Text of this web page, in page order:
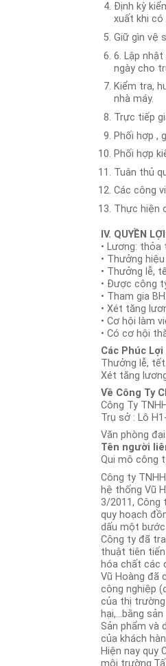
Định kỳ
xuất khi có
Giữ gìn vệ
6. Lập
ngày cho
Kiểm tra,
nhà máy.
Trực tiếp
Phối hợp ,
Phối hợp
Tuân thủ
Các công
Thực hiện
IV. QUYỀN
• Lương: thỏa
• Thưởng
• Thưởng lễ,
• Được công
• Tham gia
• Xét tăng
• Cơ hội làm
• Có cơ hội
Các Phúc Lợi
Thưởng lễ,
Xét tăng
Về Công Ty
Công Ty
Trụ sở : Lô
Văn phòng
Tên người
Qui mô công
Công ty
hệ thống Vũ
3/2011,
quy hoạch
dấu một
Công ty đã
thuật tiên tiến
hóa chất các
Vũ Hoàng đã
công nghiệp
của thị
hại,…bằng
Sản phẩm và
của khách
Hiện nay quy
môi